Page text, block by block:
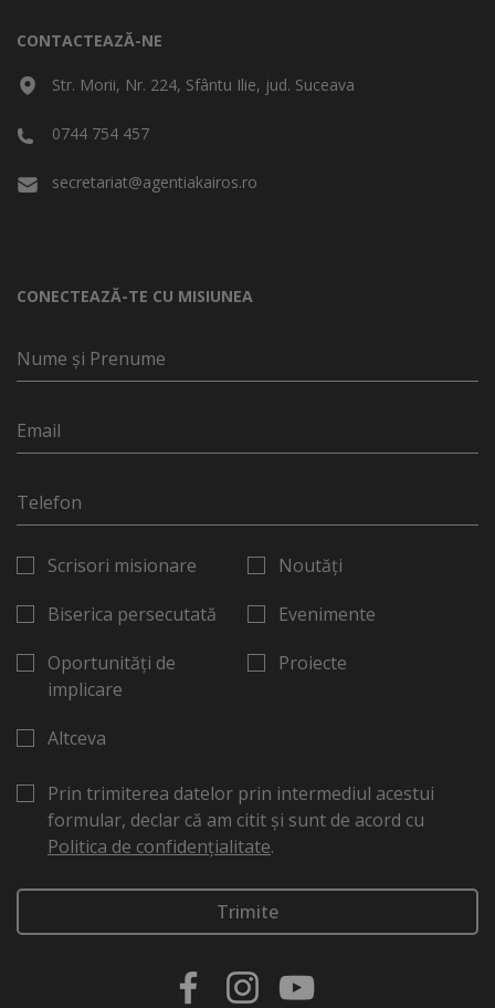
CONTACTEAZĂ-NE
Str. Morii, Nr. 224, Sfântu Ilie, jud. Suceava
0744 754 457
secretariat@agentiakairos.ro
CONECTEAZĂ-TE CU MISIUNEA
Scrisori misionare
Biserica persecutată
Oportunități de
implicare
Noutăți
Evenimente
Proiecte
Altceva
Prin trimiterea datelor prin intermediul acestui
formular, declar că am citit și sunt de acord cu
Politica de confidențialitate.